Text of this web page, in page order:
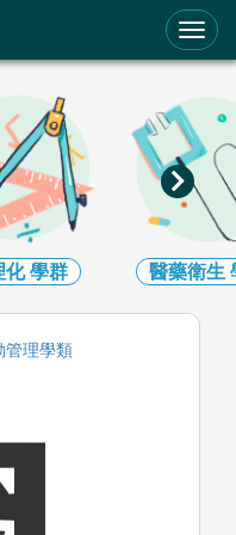
化學群 醫藥衛生
管理學類